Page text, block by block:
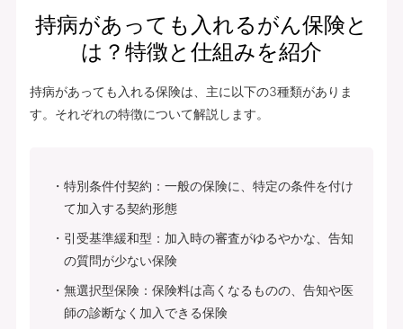
持病があっても入れるがん保険と
は？特徴と仕組みを紹介
持病があっても入れる保険は、主に以下の3種類がありま
す。それぞれの特徴について解説します。
特別条件付契約：一般の保険に、特定の条件を付け
て加入する契約形態
引受基準緩和型：加入時の審査がゆるやかな、告知
の質問が少ない保険
無選択型保険：保険料は高くなるものの、告知や医
師の診断なく加入できる保険